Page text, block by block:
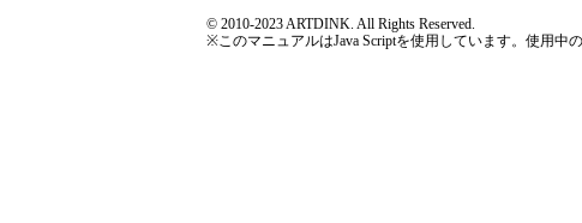
© 2010-2023 ARTDINK. All Rights Reserved.
※このマニュアルはJava Scriptを使用しています。使用中